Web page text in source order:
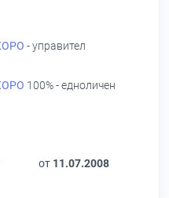
- управител
100% - едноличен
от 11.07.2008